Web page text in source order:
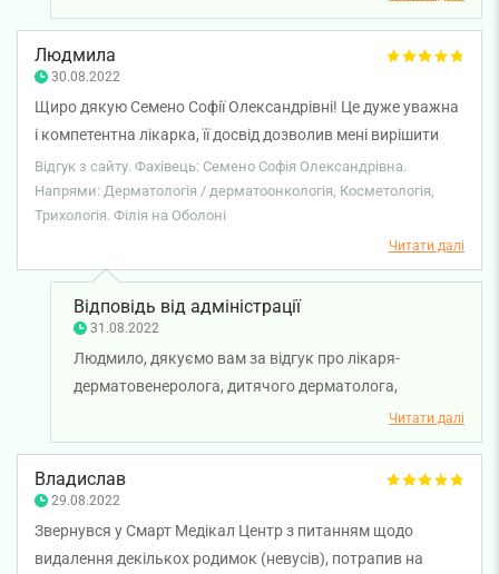
Олександрівну. Бажаємо вам міцного здоров'я та
Людмила
30.08.2022
Щиро дякую Семено Софії Олександрівні! Це дуже уважна
і компетентна лікарка, її досвід дозволив мені вирішити
надзвичайно важку проблему. Її увага та бажання
допомогти зробили процес лікування легким та
результативним. Дякую, Софіє Олександрівно!
Відгук з сайту. Фахівець: Семено Софія Олександрівна.
Напрями: Дерматологія / дерматоонкологія, Косметологія,
Трихологія. Філія на Оболоні
Читати далі
Відповідь від адміністрації
31.08.2022
Людмило, дякуємо вам за відгук про лікаря-
дерматовенеролога, дитячого дерматолога,
Олександрівну. Бажаємо вам міцного здоров'я та
Читати далі
Владислав
29.08.2022
Звернувся у Смарт Медікал Центр з питанням щодо
видалення декількох родимок (невусів), потрапив на